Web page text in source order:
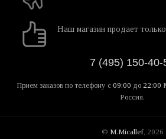
Наш магазин продает только
7 (495) 150-40-
Прием заказов по телефону с 09:00 до 22:00
Россия.
© M.Micallef, 2026